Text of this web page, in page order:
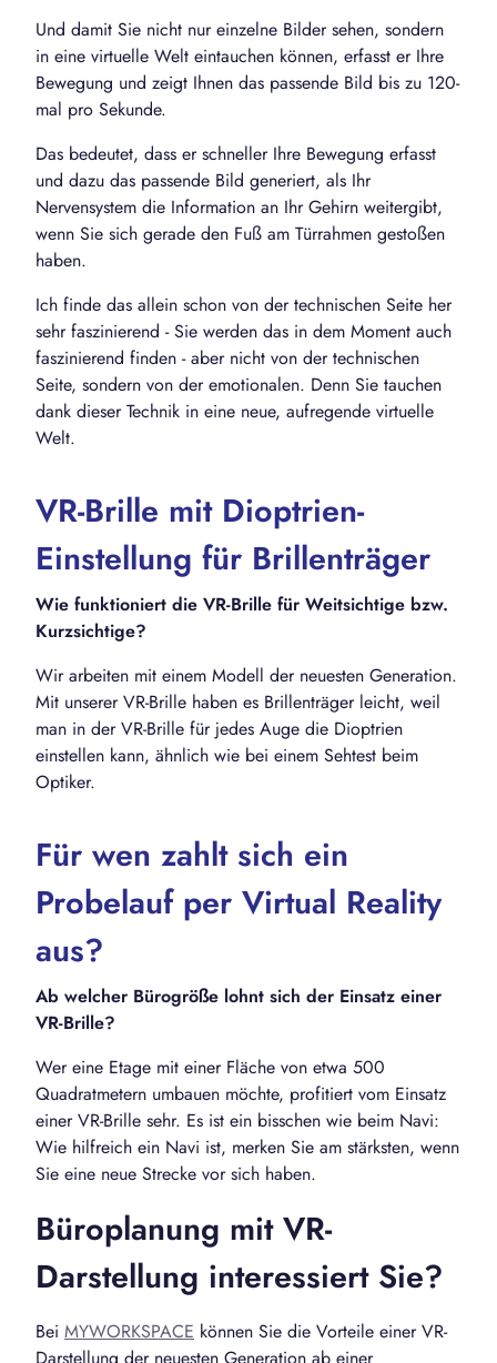
Und damit Sie nicht nur einzelne Bilder sehen, sondern
in eine virtuelle Welt eintauchen können, erfasst er Ihre
Bewegung und zeigt Ihnen das passende Bild bis zu 120-
mal pro Sekunde.
Das bedeutet, dass er schneller Ihre Bewegung erfasst
und dazu das passende Bild generiert, als Ihr
Nervensystem die Information an Ihr Gehirn weitergibt,
wenn Sie sich gerade den Fuß am Türrahmen gestoßen
haben.
Ich finde das allein schon von der technischen Seite her
sehr faszinierend - Sie werden das in dem Moment auch
faszinierend finden - aber nicht von der technischen
Seite, sondern von der emotionalen. Denn Sie tauchen
dank dieser Technik in eine neue, aufregende virtuelle
Welt.
VR-Brille mit Dioptrien-
Einstellung für Brillenträger
Wie funktioniert die VR-Brille für Weitsichtige bzw.
Kurzsichtige?
Wir arbeiten mit einem Modell der neuesten Generation.
Mit unserer VR-Brille haben es Brillenträger leicht, weil
man in der VR-Brille für jedes Auge die Dioptrien
einstellen kann, ähnlich wie bei einem Sehtest beim
Optiker.
Für wen zahlt sich ein
Probelauf per Virtual Reality
aus?
Ab welcher Bürogröße lohnt sich der Einsatz einer
VR-Brille?
Wer eine Etage mit einer Fläche von etwa 500
Quadratmetern umbauen möchte, profitiert vom Einsatz
einer VR-Brille sehr. Es ist ein bisschen wie beim Navi:
Wie hilfreich ein Navi ist, merken Sie am stärksten, wenn
Sie eine neue Strecke vor sich haben.
Büroplanung mit VR-
Darstellung interessiert Sie?
Bei MYWORKSPACE können Sie die Vorteile einer VR-